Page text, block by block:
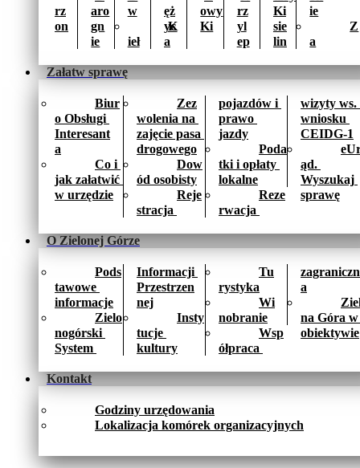
rz
on
aro
gn
ie
w
K
ieł
ęż
yc
a
owy
Ki
rz
yl
ep
Ki
sie
lin
ie
Z
a
Załatw sprawę
Biur
o Obsługi
Interesant
a
Co i
jak załatwić
w urzędzie
Zez
wolenia na
zajęcie pasa
drogowego
Dow
ód osobisty
Reje
stracja
pojazdów i
prawo
jazdy
Poda
tki i opłaty
lokalne
Reze
rwacja
wizyty ws.
wniosku
CEIDG-1
ąd.
Wyszukaj
sprawę
O Zielonej Górze
Pods
tawowe
informacje
Zielo
nogórski
System
Informacji
Przestrzen
nej
Insty
tucje
kultury
Tu
rystyka
Wi
nobranie
Wsp
ółpraca
zagraniczn
a
na Góra w
obiektywie
Kontakt
Godziny urzędowania
Lokalizacja komórek organizacyjnych